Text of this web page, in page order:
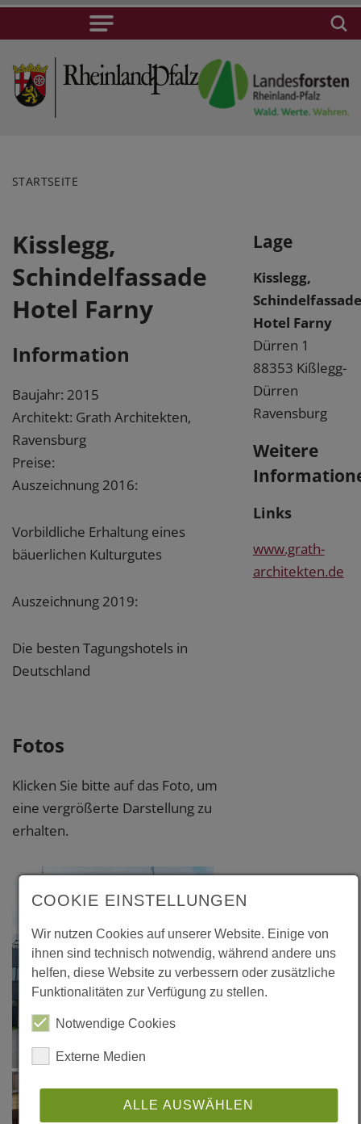
STARTSEITE
Kisslegg,
Schindelfassade
Hotel Farny
Information
Baujahr: 2015
Architekt: Grath Architekten,
Ravensburg
Preise:
Auszeichnung 2016:
Vorbildliche Erhaltung eines
bäuerlichen Kulturgutes
Auszeichnung 2019:
Die besten Tagungshotels in
Deutschland
Fotos
Klicken Sie bitte auf das Foto, um
eine vergrößerte Darstellung zu
erhalten.
Lage
Kisslegg,
Schindelfassade
Hotel Farny
Dürren 1
88353 Kißlegg-
Dürren
Ravensburg
Weitere
Links
www.grath-
architekten.de
COOKIE EINSTELLUNGEN
Wir nutzen Cookies auf unserer Website. Einige von
ihnen sind technisch notwendig, während andere uns
helfen, diese Website zu verbessern oder zusätzliche
Funktionalitäten zur Verfügung zu stellen.
Notwendige Cookies
Externe Medien
ALLE AUSWÄHLEN